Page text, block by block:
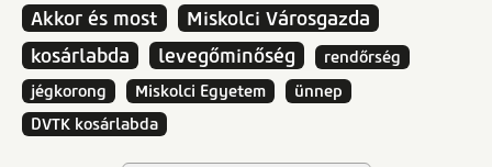
Akkor és most
Miskolci Városgazda
kosárlabda
levegőminőség
rendőrség
jégkorong
Miskolci Egyetem
ünnep
DVTK kosárlabda